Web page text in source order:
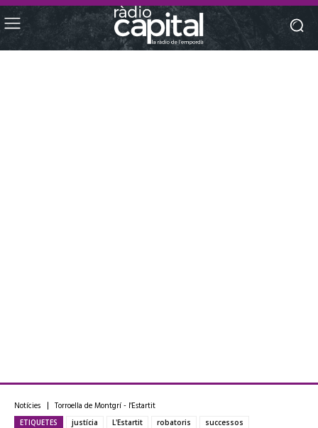
Notícies Torroella de Montgrí - l'Estartit
ETIQUETES justícia L'Estartit robatoris
successos